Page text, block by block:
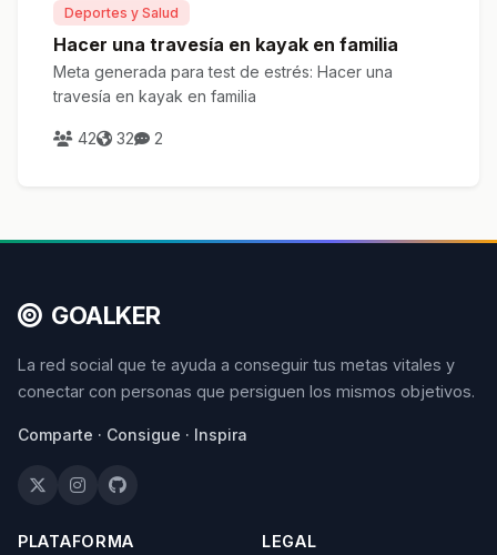
Deportes y Salud
Hacer una travesía en kayak en familia
Meta generada para test de estrés: Hacer una
travesía en kayak en familia
42 32 2
GOALKER
La red social que te ayuda a conseguir tus metas vitales y
conectar con personas que persiguen los mismos objetivos.
Comparte · Consigue · Inspira
PLATAFORMA LEGAL